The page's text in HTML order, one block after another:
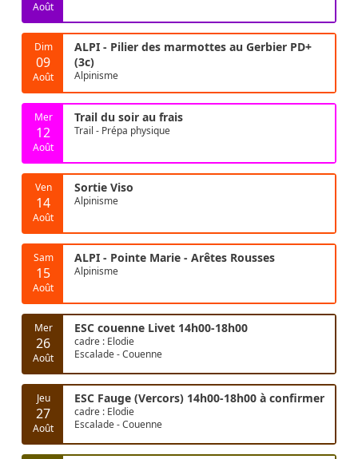
Août
Dim
09
Août
ALPI - Pilier des marmottes au Gerbier PD+
(3c)
Alpinisme
Mer
12
Août
Trail du soir au frais
Trail - Prépa physique
Ven
14
Août
Sortie Viso
Alpinisme
Sam
15
Août
ALPI - Pointe Marie - Arêtes Rousses
Alpinisme
Mer
26
Août
ESC couenne Livet 14h00-18h00
cadre : Elodie
Escalade - Couenne
Jeu
27
Août
ESC Fauge (Vercors) 14h00-18h00 à confirmer
cadre : Elodie
Escalade - Couenne